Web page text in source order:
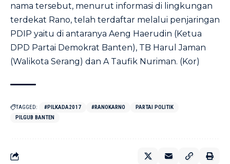
nama tersebut, menurut informasi di lingkungan
terdekat Rano, telah terdaftar melalui penjaringan
PDIP yaitu di antaranya Aeng Haerudin (Ketua
DPD Partai Demokrat Banten), TB Harul Jaman
(Walikota Serang) dan A Taufik Nuriman. (Kor)
TAGGED: #PILKADA2017 #RANOKARNO
PARTAI POLITIK
PILGUB BANTEN